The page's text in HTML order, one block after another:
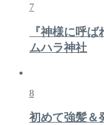
7
『神様に呼
ムハラ神社
8
初めて強髪＆